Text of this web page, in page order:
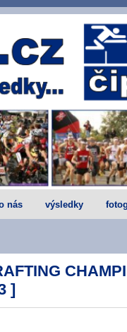
nás výsledky
]